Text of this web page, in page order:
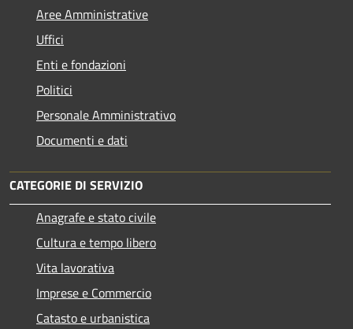
Aree Amministrative
Uffici
Enti e fondazioni
Politici
Personale Amministrativo
Documenti e dati
CATEGORIE DI SERVIZIO
Anagrafe e stato civile
Cultura e tempo libero
Vita lavorativa
Imprese e Commercio
Catasto e urbanistica